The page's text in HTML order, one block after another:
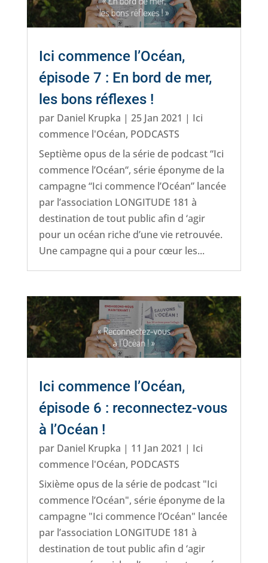
Ici commence l’Océan,
épisode 7 : En bord de mer,
les bons réflexes !
par Daniel Krupka | 25 Jan 2021 | Ici
commence l'Océan, PODCASTS
Septième opus de la série de podcast “Ici
commence l’Océan“, série éponyme de la
campagne “Ici commence l’Océan” lancée
par l’association LONGITUDE 181 à
destination de tout public afin d ‘agir
pour un océan riche d’une vie retrouvée.
Une campagne qui a pour cœur les...
Ici commence l’Océan,
épisode 6 : reconnectez-vous
à l’Océan !
par Daniel Krupka | 11 Jan 2021 | Ici
commence l'Océan, PODCASTS
Sixième opus de la série de podcast "Ici
commence l’Océan", série éponyme de la
campagne "Ici commence l’Océan" lancée
par l’association LONGITUDE 181 à
destination de tout public afin d ‘agir